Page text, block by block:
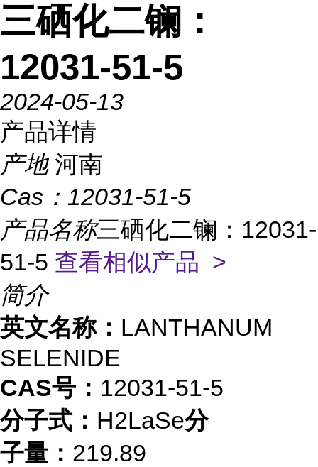
三硒化二镧：
12031-51-5
2024-05-13
产品详情
产地 河南
Cas： 12031-51-5
产品名称三硒化二镧：12031-
51-5 查看相似产品 >
简介
英文名称： LANTHANUM
SELENIDE
CAS号： 12031-51-5
分子式： H2LaSe分
子量： 219.89